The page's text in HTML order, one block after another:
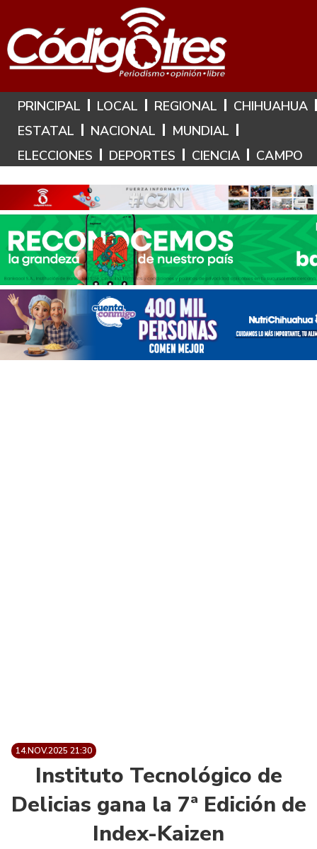
Hoy es: 8 de Agosto de 2026
PRINCIPAL LOCAL REGIONAL
CHIHUAHUA
ESTATAL
NACIONAL
MUNDIAL
ELECCIONES
DEPORTES CIENCIA CAMPO
14.NOV.2025 21:30
Instituto Tecnológico de
Delicias gana la 7ª Edición de
Index-Kaizen